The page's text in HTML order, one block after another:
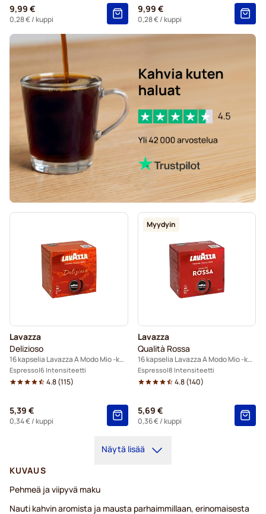
9,99 €
0,28 €/ kuppi
9,99 €
0,28 €/ kuppi
Lavazza
Delizioso
16 kapselia Lavazza A Modo Mio -koneisiin
Espresso 6 Intensiteetti
4.8(115)
5,39 €
0,34 €/ kuppi
Myydyin
Lavazza
Qualità Rossa
16 kapselia Lavazza A Modo Mio -koneisiin
Espresso 8 Intensiteetti
4.8(140)
5,69 €
0,36 €/ kuppi
Näytä lisää
KUVAUS
Pehmeä ja viipyvä maku
Nauti kahvin aromista ja mausta parhaimmillaan, erinomaisesta